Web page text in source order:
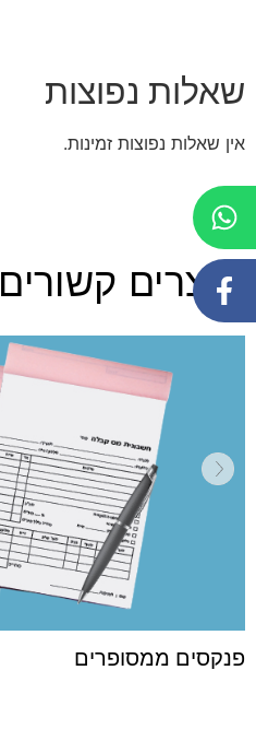
שאלות נפוצות
אין שאלות נפוצות זמינות.
מוצרים קשורים
פנקסים ממסופרים